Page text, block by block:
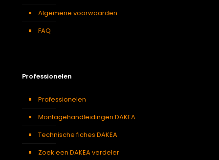
Algemene voorwaarden
FAQ
Professionelen
Professionelen
Montagehandleidingen DAKEA
Technische fiches DAKEA
Zoek een DAKEA verdeler